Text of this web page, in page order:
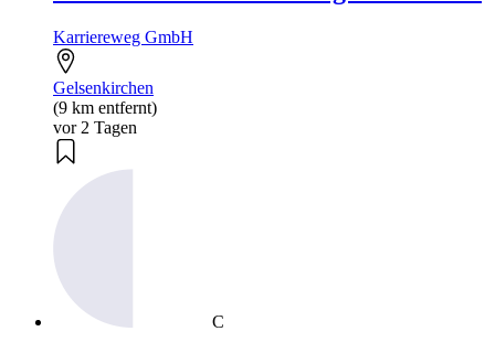
Karriereweg GmbH
Gelsenkirchen
(9 km entfernt)
vor 2 Tagen
C